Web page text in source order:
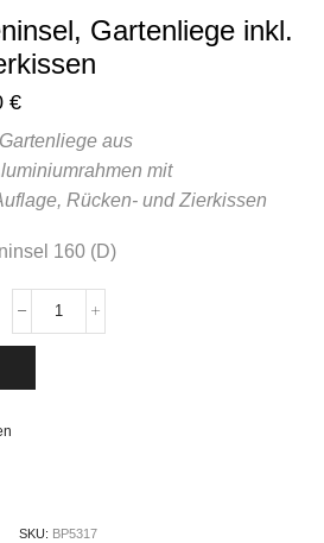
Gartenliege inkl.
€
aus
mit
Rücken- und Zierkissen
160 (D)
SKU: BP5317